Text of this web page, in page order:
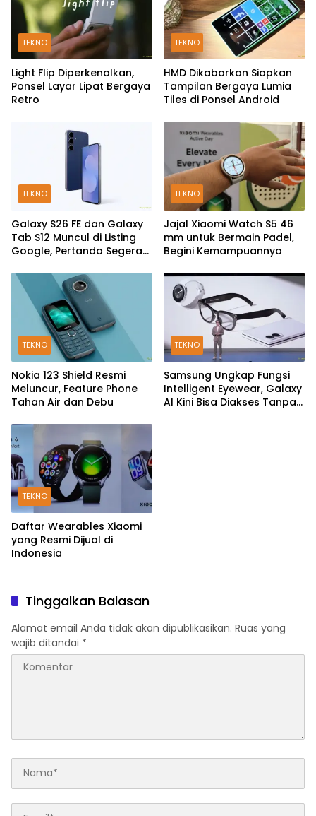
TEKNO
Light Flip Diperkenalkan,
Ponsel Layar Lipat Bergaya
Retro
TEKNO
HMD Dikabarkan Siapkan
Tampilan Bergaya Lumia
Tiles di Ponsel Android
TEKNO
Galaxy S26 FE dan Galaxy
Tab S12 Muncul di Listing
Google, Pertanda Segera
TEKNO
Jajal Xiaomi Watch S5 46
mm untuk Bermain Padel,
Begini Kemampuannya
TEKNO
Nokia 123 Shield Resmi
Meluncur, Feature Phone
Tahan Air dan Debu
TEKNO
Samsung Ungkap Fungsi
Intelligent Eyewear, Galaxy
AI Kini Bisa Diakses Tanpa
TEKNO
Daftar Wearables Xiaomi
yang Resmi Dijual di
Indonesia
Tinggalkan Balasan
Alamat email Anda tidak akan dipublikasikan. Ruas yang
wajib ditandai *